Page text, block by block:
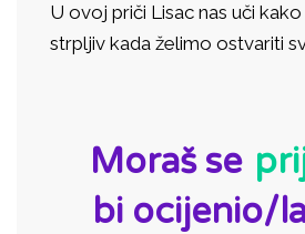
U ovoj priči Lisac nas uči
strpljiv kada želimo ostvariti
Moraš se
bi ocijenio/